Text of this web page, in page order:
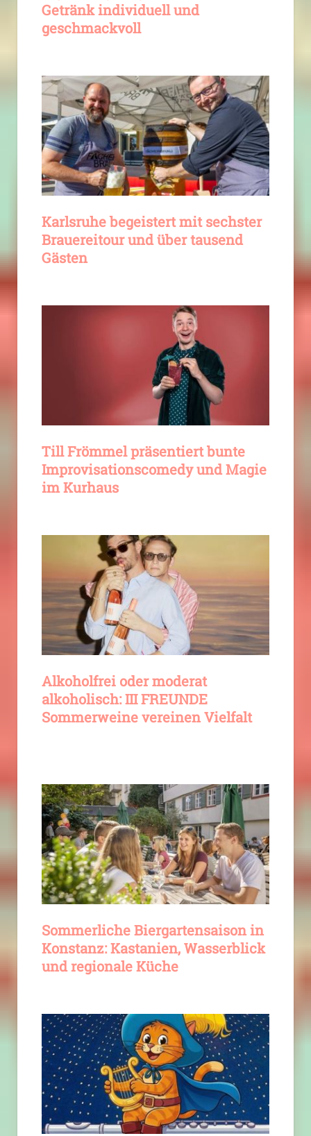
Getränk individuell und
geschmackvoll
Karlsruhe begeistert mit sechster
Brauereitour und über tausend
Gästen
Till Frömmel präsentiert bunte
Improvisationscomedy und Magie
im Kurhaus
Alkoholfrei oder moderat
alkoholisch: III FREUNDE
Sommerweine vereinen Vielfalt
Sommerliche Biergartensaison in
Konstanz: Kastanien, Wasserblick
und regionale Küche